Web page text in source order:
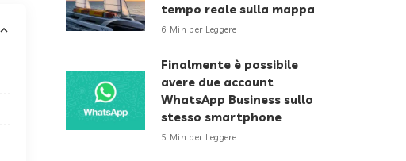
tempo reale sulla mappa
6 Min per Leggere
Finalmente è possibile
avere due account
WhatsApp Business sullo
stesso smartphone
5 Min per Leggere